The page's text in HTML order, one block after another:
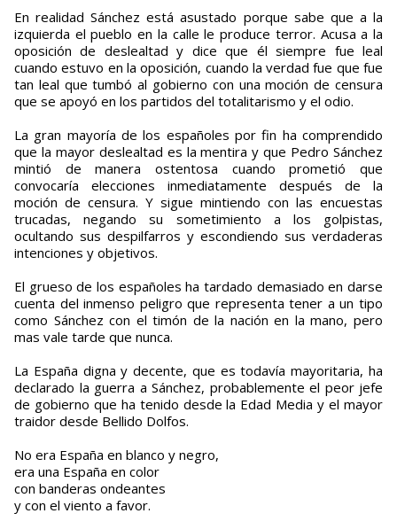
En realidad Sánchez está asustado porque sabe que a la
izquierda el pueblo en la calle le produce terror. Acusa a la
oposición de deslealtad y dice que él siempre fue leal
cuando estuvo en la oposición, cuando la verdad fue que fue
tan leal que tumbó al gobierno con una moción de censura
que se apoyó en los partidos del totalitarismo y el odio.
La gran mayoría de los españoles por fin ha comprendido
que la mayor deslealtad es la mentira y que Pedro Sánchez
mintió de manera ostentosa cuando prometió que
convocaría elecciones inmediatamente después de la
moción de censura. Y sigue mintiendo con las encuestas
trucadas, negando su sometimiento a los golpistas,
ocultando sus despilfarros y escondiendo sus verdaderas
intenciones y objetivos.
El grueso de los españoles ha tardado demasiado en darse
cuenta del inmenso peligro que representa tener a un tipo
como Sánchez con el timón de la nación en la mano, pero
mas vale tarde que nunca.
La España digna y decente, que es todavía mayoritaria, ha
declarado la guerra a Sánchez, probablemente el peor jefe
de gobierno que ha tenido desde la Edad Media y el mayor
traidor desde Bellido Dolfos.
No era España en blanco y negro,
era una España en color
con banderas ondeantes
y con el viento a favor.